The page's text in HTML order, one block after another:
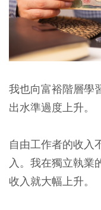
我也向富裕階層學
出水準過度上升。
自由工作者的收入
入。我在獨立執業
收入就大幅上升。